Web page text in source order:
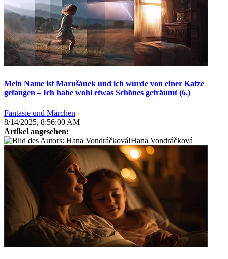
Mein Name ist Marušánek und ich wurde von einer Katze
gefangen – Ich habe wohl etwas Schönes geträumt (6.)
Fantasie und Märchen
8/14/2025, 8:56:00 AM
Artikel angesehen:
Hana Vondráčková